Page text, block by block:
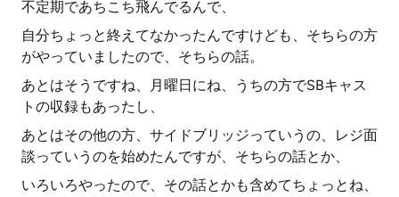
不定期であちこち飛んでるんで、
自分ちょっと終えてなかったんですけども、そちらの方
がやっていましたので、そちらの話。
あとはそうですね、月曜日にね、うちの方でSBキャス
トの収録もあったし、
あとはその他の方、サイドブリッジっていうの、レジ面
談っていうのを始めたんですが、そちらの話とか、
いろいろやったので、その話とかも含めてちょっとね、